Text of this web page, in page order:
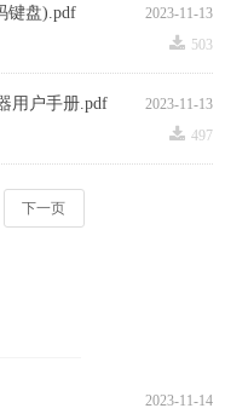
2023-11-14
2023-11-13
键盘).pdf
끂 503
2023-11-13
用户手册.pdf
끂 497
下一页